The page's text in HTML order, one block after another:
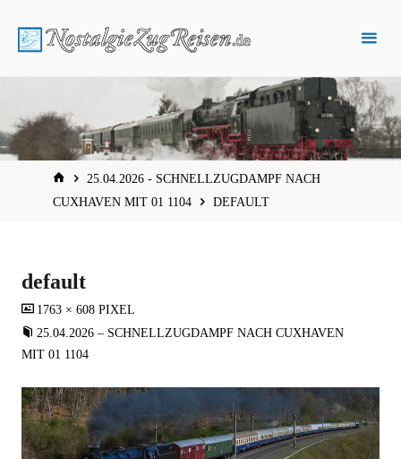
Inhalt
START
25.04.2026 - SCHNELLZUGDAMPF NACH
CUXHAVEN MIT 01 1104
DEFAULT
default
VOLLSTÄNDIGE
GRÖSSE
1763 × 608PIXEL
25.04.2026 – SCHNELLZUGDAMPF NACH CUXHAVEN
MIT 01 1104